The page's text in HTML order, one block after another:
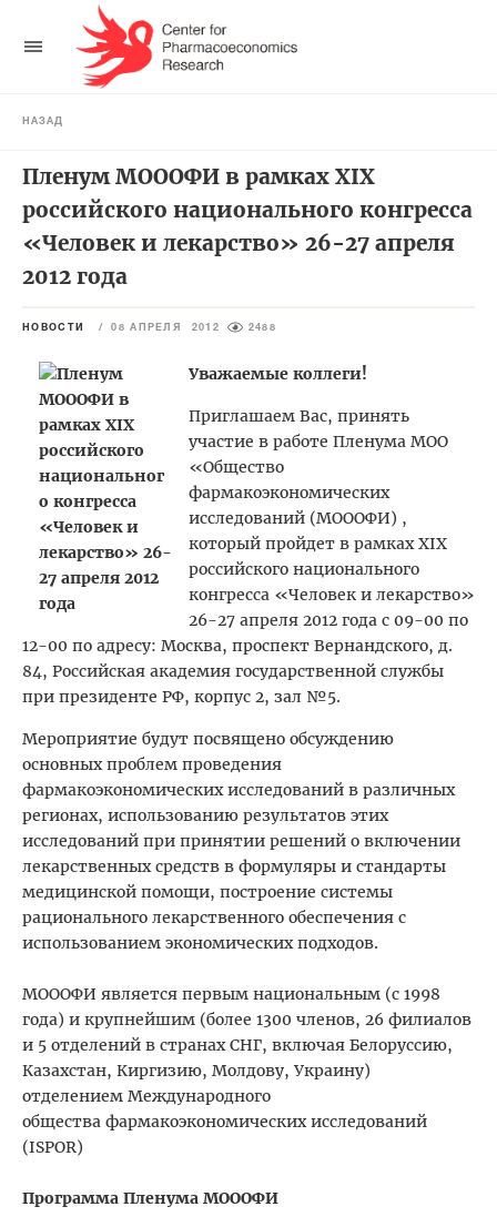
НАЗАД
Пленум МОООФИ в рамках XIX
российского национального конгресса
«Человек и лекарство» 26-27 апреля
2012 года
НОВОСТИ / 08 АПРЕЛЯ 2012 2488
Уважаемые коллеги!
Приглашаем Вас, принять
участие в работе Пленума МОО
«Общество
фармакоэкономических
исследований (МОООФИ) ,
который пройдет в рамках XIX
российского национального
конгресса «Человек и лекарство»
26-27 апреля 2012 года с 09-00 по
12-00 по адресу: Москва, проспект Вернандского, д.
84, Российская академия государственной службы
при президенте РФ, корпус 2, зал №5.
Мероприятие будут посвящено обсуждению
основных проблем проведения
фармакоэкономических исследований в различных
регионах, использованию результатов этих
исследований при принятии решений о включении
лекарственных средств в формуляры и стандарты
медицинской помощи, построение системы
рационального лекарственного обеспечения с
использованием экономических подходов.
МОООФИ является первым национальным (с 1998
года) и крупнейшим (более 1300 членов, 26 филиалов
и 5 отделений в странах СНГ, включая Белоруссию,
Казахстан, Киргизию, Молдову, Украину)
отделением Международного
общества фармакоэкономических исследований
(ISPOR)
Программа Пленума МОООФИ